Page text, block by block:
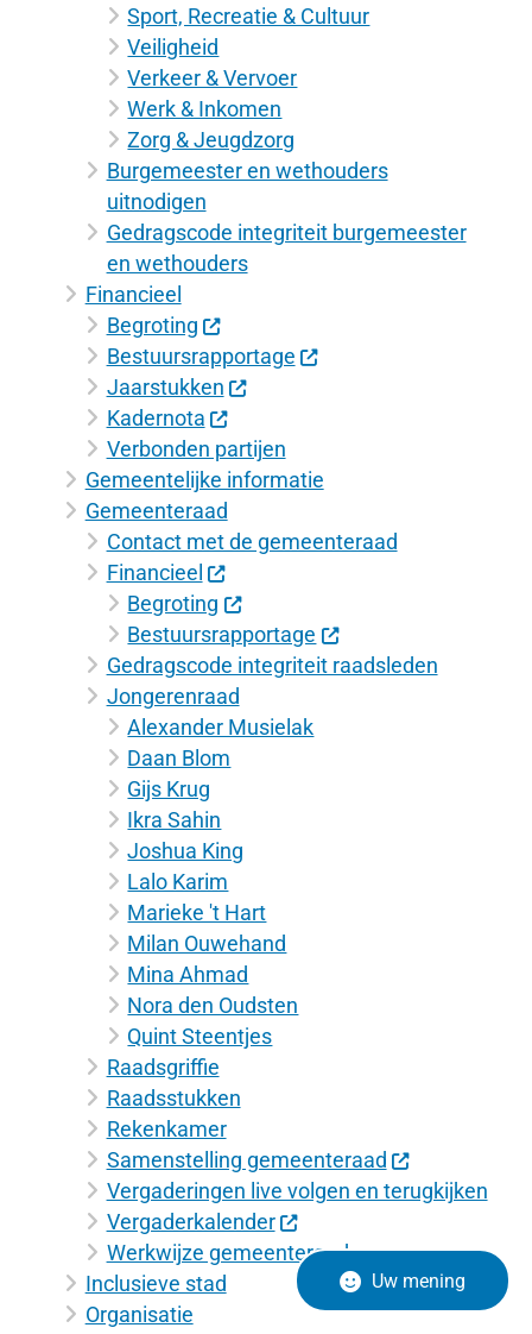
Sport, Recreatie & Cultuur
Veiligheid
Verkeer & Vervoer
Werk & Inkomen
Zorg & Jeugdzorg
Burgemeester en wethouders
uitnodigen
Gedragscode integriteit burgemeester
en wethouders
Financieel
Begroting
Bestuursrapportage
Jaarstukken
Kadernota
Verbonden partijen
Gemeentelijke informatie
Gemeenteraad
Contact met de gemeenteraad
Financieel
Begroting
Bestuursrapportage
Gedragscode integriteit raadsleden
Jongerenraad
Alexander Musielak
Daan Blom
Gijs Krug
Ikra Sahin
Joshua King
Lalo Karim
Marieke 't Hart
Milan Ouwehand
Mina Ahmad
Nora den Oudsten
Quint Steentjes
Raadsgriffie
Raadsstukken
Rekenkamer
Samenstelling gemeenteraad
Vergaderingen live volgen en terugkijken
Vergaderkalender
Werkwijze gemeenteraad
Inclusieve stad
Organisatie
Uw mening